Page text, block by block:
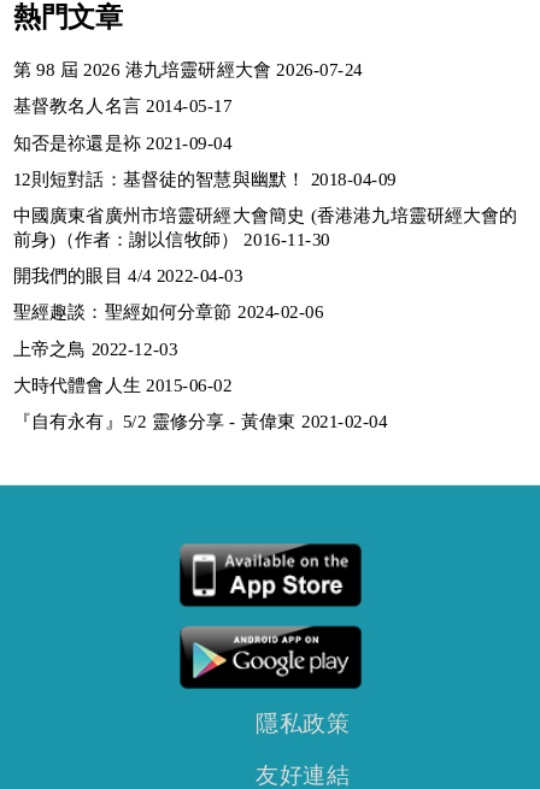
熱門文章
第 98 屆 2026 港九培靈研經大會 2026-07-24
基督教名人名言 2014-05-17
知否是祢還是袮 2021-09-04
12則短對話：基督徒的智慧與幽默！ 2018-04-09
中國廣東省廣州市培靈研經大會簡史 (香港港九培靈研經大會的
前身)（作者：謝以信牧師） 2016-11-30
開我們的眼目 4/4 2022-04-03
聖經趣談：聖經如何分章節 2024-02-06
上帝之鳥 2022-12-03
大時代體會人生 2015-06-02
『自有永有』5/2 靈修分享 - 黃偉東 2021-02-04
隱私政策
友好連結